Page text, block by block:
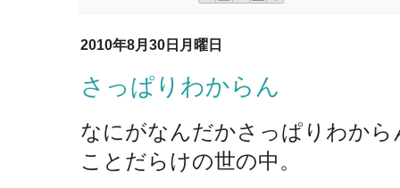
2010年8月30日月曜日
さっぱりわからん
なにがなんだかさっぱりわか
ことだらけの世の中。